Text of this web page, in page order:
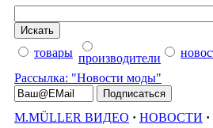
товары производители
Рассылка: "Новости моды"
M.MÜLLER ВИДЕО · НОВОСТИ ·